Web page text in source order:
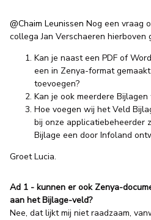
@Chaim Leunissen Nog een vraag
collega Jan Verschaeren hierboven
Kan je naast een PDF of
een in Zenya-format
toevoegen?
Kan je ook meerdere Bijlagen
Hoe voegen wij het Veld
bij onze applicatiebeheerder
Bijlage een door Infoland
Groet Lucia.
Ad 1 - kunnen er ook Zenya-
aan het Bijlage-veld?
Nee, dat lijkt mij niet raadzaam,